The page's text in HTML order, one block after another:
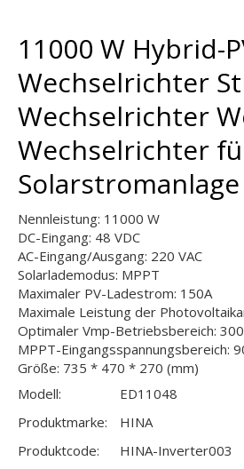
11000 W Hybrid-
Wechselrichter
Wechselrichter
Wechselrichter
Solarstromanlage
Nennleistung: 11000 W
DC-Eingang: 48 VDC
AC-Eingang/Ausgang: 220 VAC
Solarlademodus: MPPT
Maximaler PV-Ladestrom: 150A
Maximale Leistung der
Optimaler Vmp-Betriebsbereich:
MPPT-Eingangsspannungsbereich:
Größe: 735 * 470 * 270 (mm)
Modell:
ED11048
Produktmarke:
HINA
Produktcode:
HINA-Inverter003